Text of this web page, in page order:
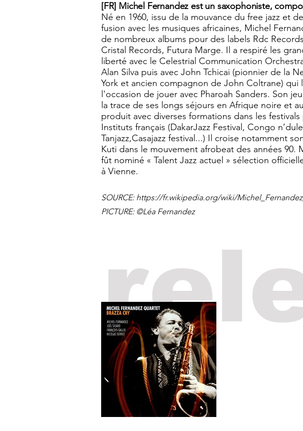
[FR] Michel Fernandez est un saxophoniste,
Né en 1960, issu de la mouvance du free jazz et
fusion avec les musiques africaines, Michel
de nombreux albums pour des labels Rdc
Cristal Records, Futura Marge. Il a respiré les
liberté avec le Celestrial Communication
Alan Silva puis avec John Tchicai (pionnier de la
York et ancien compagnon de John Coltrane) qui
l'occasion de jouer avec Pharoah Sanders. Son
la trace de ses longs séjours en Afrique noire et
produit avec diverses formations dans les festivals
Instituts français (DakarJazz Festival, Congo
Tanjazz,Casajazz festival...) Il croise notamment
Kuti dans le mouvement afrobeat des années 90.
fût nominé « Talent Jazz actuel » sélection
à Vienne.
SOURCE: https://fr.wikipedia.org/wiki/
PICTURE: ©Léa Fernandez